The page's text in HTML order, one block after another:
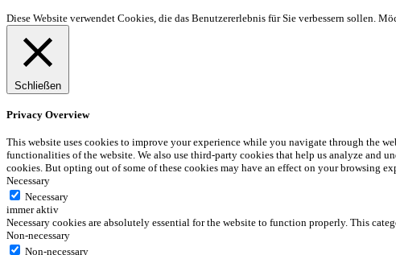
Diese Website verwendet Cookies, die das Benutzererlebnis für Sie verbessern sollen.
Schließen
Privacy Overview
This website uses cookies to improve your experience while you navigate through the
functionalities of the website. We also use third-party cookies that help us analyze and
cookies. But opting out of some of these cookies may have an effect on your browsing
Necessary
Necessary
immer aktiv
Necessary cookies are absolutely essential for the website to function properly. This
Non-necessary
Non-necessary